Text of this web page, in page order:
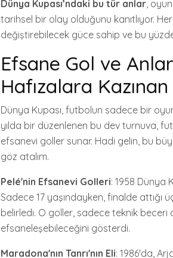
Dünya Kupası’ndaki bu tür anlar,
tarihsel bir olay olduğunu kanıtlıyor.
değiştirebilecek güce sahip ve bu
Efsane Gol ve
Hafızalara
Dünya Kupası, futbolun sadece bir
yılda bir düzenlenen bu dev turnuva,
efsanevi goller sunar. Hadi gelin, bu
göz atalım.
Pelé'nin Efsanevi Golleri: 1958 Dünya
Sadece 17 yaşındayken, finalde attığı
belirledi. O goller, sadece teknik beceri
efsaneleşebileceğini gösterdi.
Maradona'nın Tanrı'nın Eli: 1986'da,